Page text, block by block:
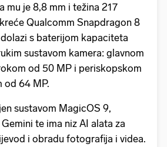
mu je 8,8 mm i težina 217
Qualcomm Snapdragon 8
s baterijom kapaciteta
sustavom kamera: glavnom
od 50 MP i periskopskom
od 64 MP.
sustavom MagicOS 9,
te ima niz AI alata za
i obradu fotografija i videa.